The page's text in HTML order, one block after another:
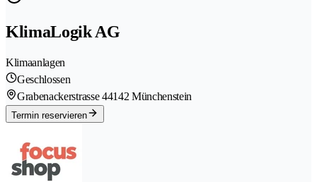
KlimaLogik AG
Klimaanlagen
Geschlossen
Grabenackerstrasse 44142 Münchenstein
Termin reservieren